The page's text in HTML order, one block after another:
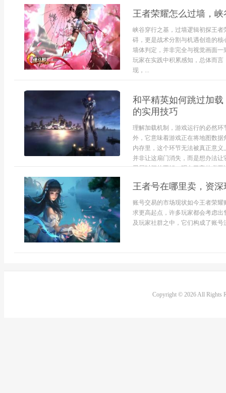
王者荣耀怎么过墙，
峡谷穿行之基，过墙逻辑初探王
碍，更是战术分割与机遇创造的
墙体判定，并非完全与视觉画面一
玩家在实践中积累感知，总体而
现，...
和平精英如何跳过加
的实用技巧
理解加载机制，游戏运行的必然
外，它意味着游戏正在将地图数
内存里，这个环节无法被真正意
并非让这扇门消失，而是想办法
黑屏时间的不解，明白了它的必要
王者号在哪里卖，资
账号交易的市场现状如今王者荣
求更高起点，许多玩家都会考虑
及玩家社群之中，它们构成了账
Copyright © 2026 All Rights